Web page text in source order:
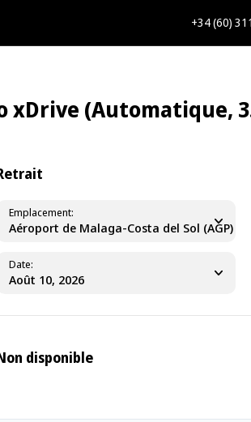
+34 (60)
(Automatique,
Aéroport de Malaga-Costa del Sol (AGP)
Emplacement
Date
disponible